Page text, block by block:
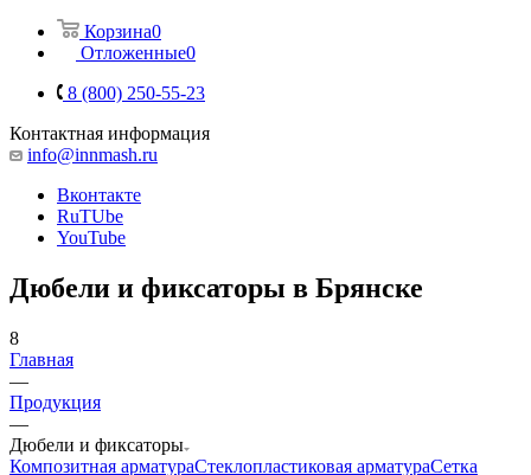
Корзина0
Отложенные0
8 (800) 250-55-23
Контактная информация
info@innmash.ru
Вконтакте
RuTUbe
YouTube
Дюбели и фиксаторы в Брянске
8
Главная
—
Продукция
—
Дюбели и фиксаторы
Композитная арматураCтеклопластиковая арматураСетка